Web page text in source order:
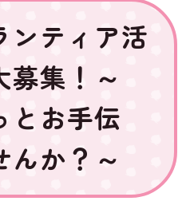
ンティア活
募集！～
とお手伝
んか？～